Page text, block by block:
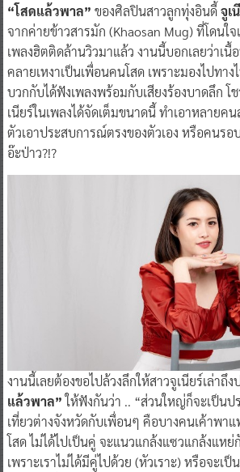
“โสดแล้วพาล” ของศิลปินสาวลูกทุ่งอินดี้จูเ
จากค่ายข้าวสารมัก (Khaosan Mug) ที่โดนใ
เพลงฮิตติดล้านวิวมาแล้ว งานนี้บอกเลยว่าเนื้
คลายเหงาเป็นเพื่อนคนโสด เพราะมองไปทา
บวกกับได้ฟังเพลงพร้อมกับเสียงร้องบาดลึก โ
เนียร์ในเพลงได้จัดเต็มขนาดนี้ ทำเอาหลายคน
ตัวเอาประสบการณ์ตรงของตัวเอง หรือคนรอ
อ๊ะป่าว?!?
งานนี้เลยต้องขอไปล้วงลึกให้สาวจูเนียร์เล่าถึ
แล้วพาล”ให้ฟังกันว่า .. “ส่วนใหญ่ก็จะเป็นป
เที่ยวต่างจังหวัดกับเพื่อนๆ คือบางคนเค้าพา
โสด ไม่ได้ไปเป็นคู่ จะแนวแกล้งแซวแกล้งแห
เพราะเราไม่ได้มีคู่ไปด้วย (หัวเราะ) หรือจะเป็